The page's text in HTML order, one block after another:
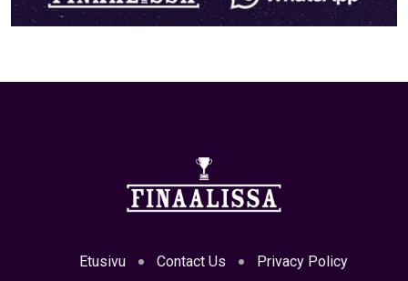
Etusivu Contact Us Privacy Policy